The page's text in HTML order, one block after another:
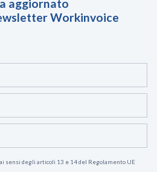
aggiornato
Workinvoice
ai sensi degli articoli 13 e 14 del Regolamento UE